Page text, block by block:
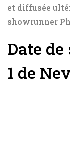
et diffusée
showrunner
Date
1 de